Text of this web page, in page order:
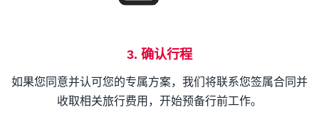
3. 确认行程
如果您同意并认可您的专属方案，我们将联系您签属合同并
收取相关旅行费用，开始预备行前工作。